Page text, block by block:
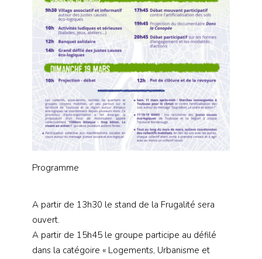
Programme
A partir de 13h30 le stand de la Frugalité sera
ouvert.
A partir de 15h45 le groupe participe au défilé
dans la catégoire « Logements, Urbanisme et